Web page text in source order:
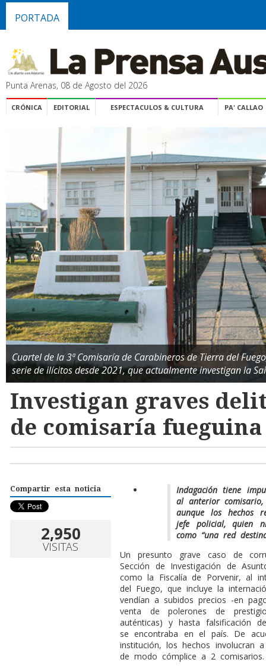
PORTADA
Punta Arenas, 08 de Agosto del 2026
CRÓNICA EDITORIAL ESPECTACULOS & CULTURA PA' CALLAO
Cuartel de la 3ª Comisaría de Carabineros de Tierra del
serie de ilícitos desde 2021, que actualmente investigan la
Investigan graves
de comisaría fueguina
Compartir esta noticia
2,950
VISITAS
Indagación tiene
al anterior
aunque los hechos
jefe policial, quien
como “una red
Un presunto grave caso de
Sección de Investigación de
como la Fiscalía de Porvenir, al
del Fuego, que incluye la
vendían a subidos precios -en
venta de polerones de
auténticas) y hasta falsificación
se encontraba en el país. De
institución, los hechos involucran
de modo cómplice a 2 comisarios.